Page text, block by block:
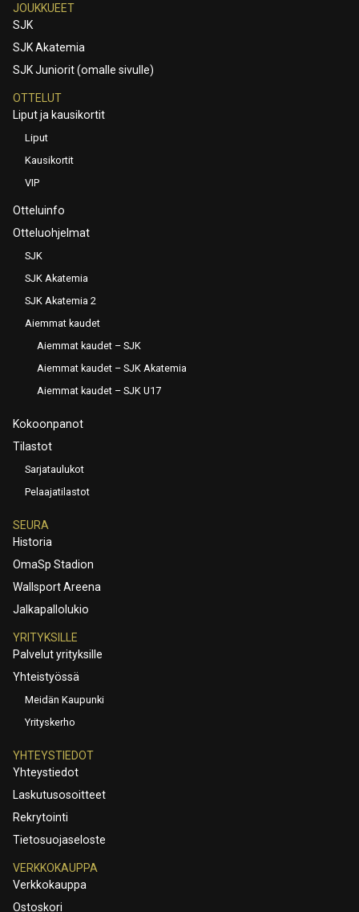
JOUKKUEET
SJK
SJK Akatemia
SJK Juniorit (omalle sivulle)
OTTELUT
Liput ja kausikortit
Liput
Kausikortit
VIP
Otteluinfo
Otteluohjelmat
SJK
SJK Akatemia
SJK Akatemia 2
Aiemmat kaudet
Aiemmat kaudet – SJK
Aiemmat kaudet – SJK Akatemia
Aiemmat kaudet – SJK U17
Kokoonpanot
Tilastot
Sarjataulukot
Pelaajatilastot
SEURA
Historia
OmaSp Stadion
Wallsport Areena
Jalkapallolukio
YRITYKSILLE
Palvelut yrityksille
Yhteistyössä
Meidän Kaupunki
Yrityskerho
YHTEYSTIEDOT
Yhteystiedot
Laskutusosoitteet
Rekrytointi
Tietosuojaseloste
VERKKOKAUPPA
Verkkokauppa
Ostoskori